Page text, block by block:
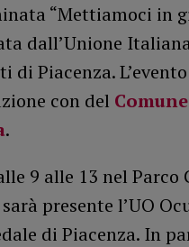
“Mettiamoci in
dall’Unione
di Piacenza.
con del
.
9 alle 13 nel Parco
presente l’UO
di Piacenza. In